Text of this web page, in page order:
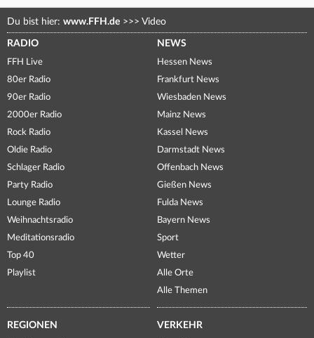
Du bist hier: www.FFH.de >>> Video
RADIO
FFH Live
80er Radio
90er Radio
2000er Radio
Rock Radio
Oldie Radio
Schlager Radio
Party Radio
Lounge Radio
Weihnachtsradio
Meditationsradio
Top 40
Playlist
NEWS
Hessen News
Frankfurt News
Wiesbaden News
Mainz News
Kassel News
Darmstadt News
Offenbach News
Gießen News
Fulda News
Bayern News
Sport
Wetter
Alle Orte
Alle Themen
REGIONEN VERKEHR